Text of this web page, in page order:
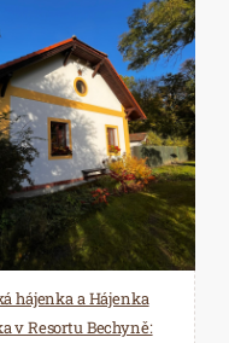
od minulých
přihlásit jen předem
. V souladu s
na místě, aby
na jednom
třeba dodržet, je
dnešní doby –
či prodělaném
dodává Bohuslav
hájenka a Hájenka
v Resortu Bechyně: